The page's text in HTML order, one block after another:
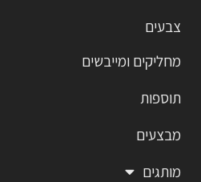
צבעים
מחליקים ומייבשים
תוספות
מבצעים
מותגים